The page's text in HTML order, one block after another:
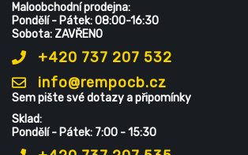
Maloobchodní prodejna:
Pondělí - Pátek: 08:00-16:30
Sobota: ZAVŘENO
+420 737 207 532
info@rempocb.cz
Sem pište své dotazy a připomínky
Sklad:
Pondělí - Pátek: 7:00 - 15:30